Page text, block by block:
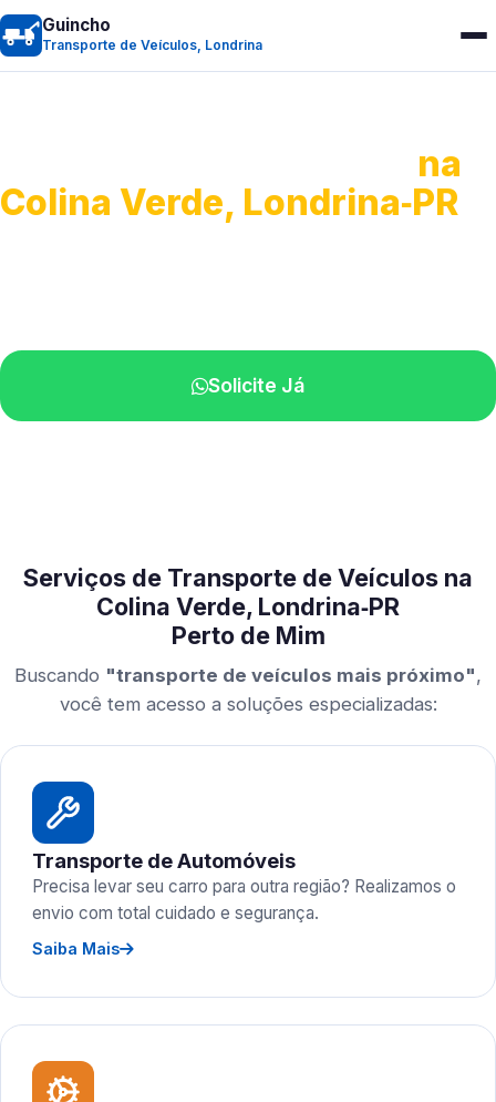
Guincho
Transporte de Veículos, Londrina
na
Colina Verde, Londrina‑PR
Solicite Já
Serviços de Transporte de Veículos na
Colina Verde, Londrina‑PR
Perto de Mim
Buscando "transporte de veículos mais próximo",
você tem acesso a soluções especializadas:
Transporte de Automóveis
Precisa levar seu carro para outra região? Realizamos o
envio com total cuidado e segurança.
Saiba Mais